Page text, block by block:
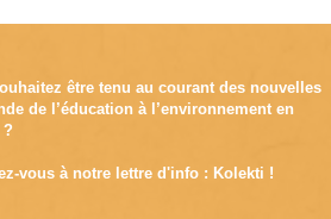
être tenu au courant des nouvelles
de l’éducation à l’environnement en
?
vous à notre lettre d'info : Kolekti !